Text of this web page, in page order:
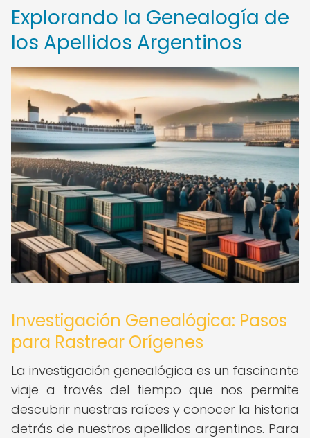
Explorando la Genealogía de
los Apellidos Argentinos
Investigación Genealógica: Pasos
para Rastrear Orígenes
La investigación genealógica es un fascinante
viaje a través del tiempo que nos permite
descubrir nuestras raíces y conocer la historia
detrás de nuestros apellidos argentinos. Para